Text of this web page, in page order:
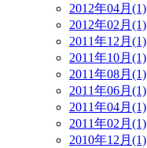
2012年04月(1)
2012年02月(1)
2011年12月(1)
2011年10月(1)
2011年08月(1)
2011年06月(1)
2011年04月(1)
2011年02月(1)
2010年12月(1)